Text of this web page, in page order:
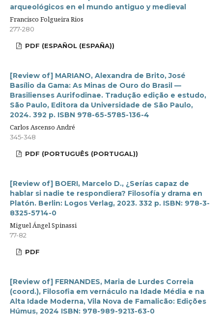
arqueológicos en el mundo antiguo y medieval
Francisco Folgueira Rios
277-280
PDF (ESPAÑOL (ESPAÑA))
[Review of] MARIANO, Alexandra de Brito, José
Basílio da Gama: As Minas de Ouro do Brasil —
Brasilienses Aurifodinae. Tradução edição e estudo,
São Paulo, Editora da Universidade de São Paulo,
2024. 392 p. ISBN 978-65-5785-136-4
Carlos Ascenso André
345-348
PDF (PORTUGUÊS (PORTUGAL))
[Review of] BOERI, Marcelo D., ¿Serías capaz de
hablar si nadie te respondiera? Filosofía y drama en
Platón. Berlin: Logos Verlag, 2023. 332 p. ISBN: 978-3-
8325-5714-0
Miguel Ángel Spinassi
77-82
PDF
[Review of] FERNANDES, Maria de Lurdes Correia
(coord.), Filosofia em vernáculo na Idade Média e na
Alta Idade Moderna, Vila Nova de Famalicão: Edições
Húmus, 2024 ISBN: 978-989-9213-63-0